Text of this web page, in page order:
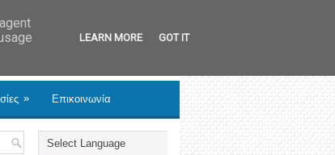
» Επικοινωνία
LEARN MORE GOT IT